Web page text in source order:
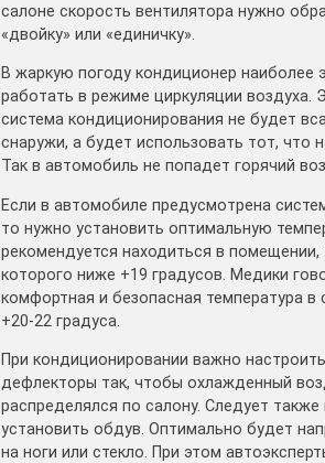
салоне скорость вентилятора нужно
«двойку» или «единичку».
В жаркую погоду кондиционер наиболее
работать в режиме циркуляции воздуха.
система кондиционирования не будет
снаружи, а будет использовать тот, что
Так в автомобиль не попадет горячий
Если в автомобиле предусмотрена
то нужно установить оптимальную
рекомендуется находиться в помещении,
которого ниже +19 градусов. Медики
комфортная и безопасная температура
+20-22 градуса.
При кондиционировании важно
дефлекторы так, чтобы охлажденный
распределялся по салону. Следует также
установить обдув. Оптимально будет
на ноги или стекло. При этом